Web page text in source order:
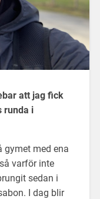
att jag fick
runda i
gymet med ena
varför inte
sedan i
I dag blir